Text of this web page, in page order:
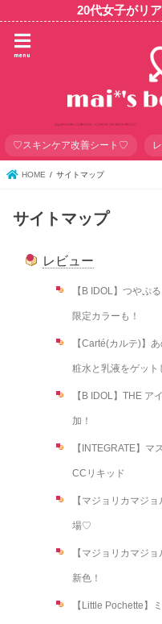
20代女子がリ
menu
♡スキンケア改善シート♡
HOME サイトマップ
サイトマップ
レビュー
【B IDOL】つやぷ
限定カラーも！
【Carté(カルテ)】
粧水と乳液をゲッ
【B IDOL】THE
加！
【INTEGRATE】
CCリキッド
【マジョリカマジ
場♡
【マジョリカマジ
新色！
【Little Pochette】